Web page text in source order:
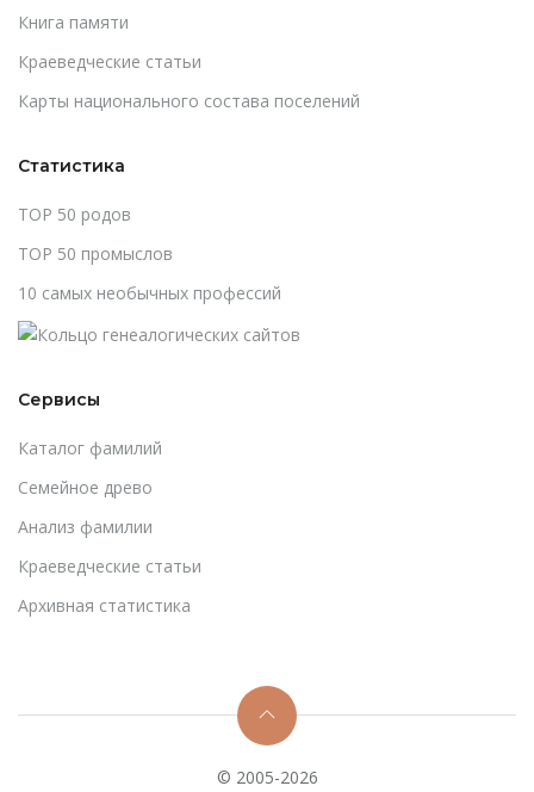
Книга памяти
Краеведческие статьи
Карты национального состава поселений
Статистика
TOP 50 родов
TOP 50 промыслов
10 самых необычных профессий
Сервисы
Каталог фамилий
Cемейное древо
Анализ фамилии
Краеведческие статьи
Архивная статистика
© 2005-2026